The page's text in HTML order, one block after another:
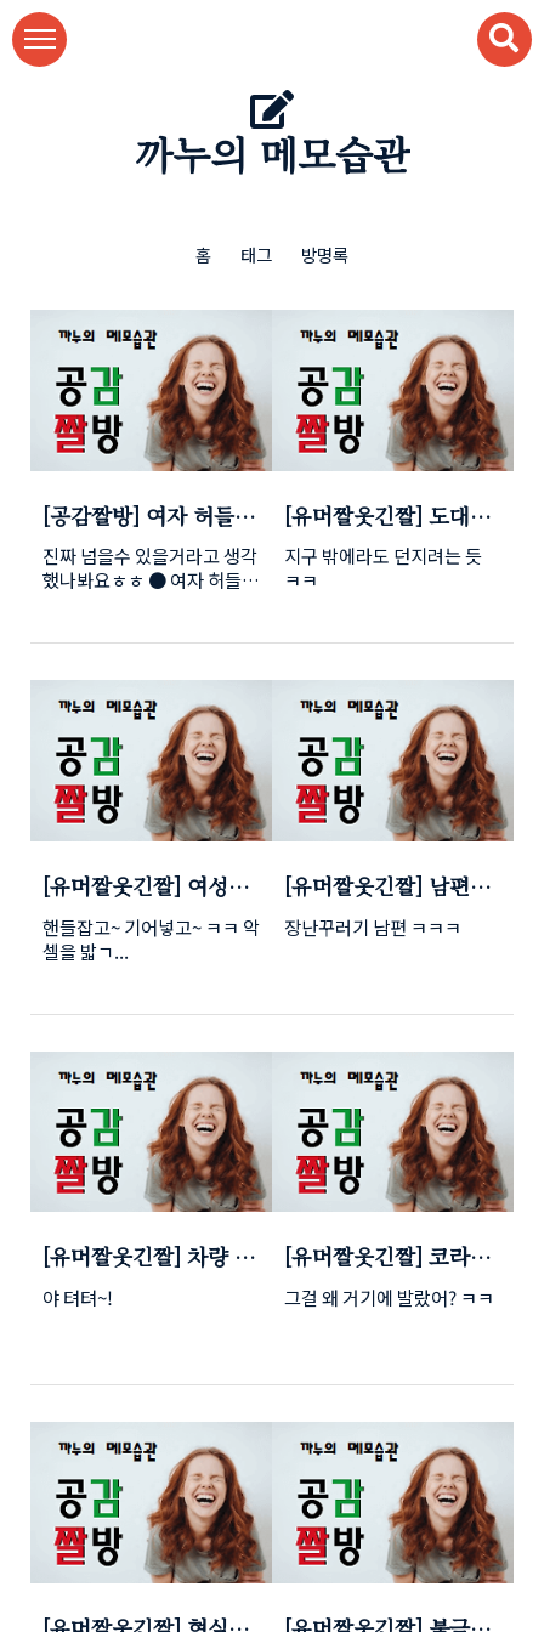
본문 바로가기
까누의 메모습관
홈 태그 방명록
[공감짤방] 여자 허들선
수2 - 약물 중독의 위험
성 ㅋㅋㅋ
진짜 넘을수 있을거라고 생각
했나봐요ㅎㅎ ● 여자 허들선
[유머짤웃긴짤] 도대체
얼마나 멀리 던지려고~
ㅋㅋㅋ
지구 밖에라도 던지려는 듯
ㅋㅋ
[유머짤웃긴짤] 여성초
보 운전자의 급출발 ㅋ
ㅋㅋ
핸들잡고~ 기어넣고~ ㅋㅋ 악
셀을 밟ㄱ...
[유머짤웃긴짤] 남편이
등짝 스매싱을 맞는 이
유 ㅋㅋ
장난꾸러기 남편 ㅋㅋㅋ
[유머짤웃긴짤] 차량 절
도범 (여성 절도범) ㅋ
ㅋㅋ
야 텨텨~!
[유머짤웃긴짤] 코라질
리언 왁싱 ㅋㅋ
그걸 왜 거기에 발랐어? ㅋㅋ